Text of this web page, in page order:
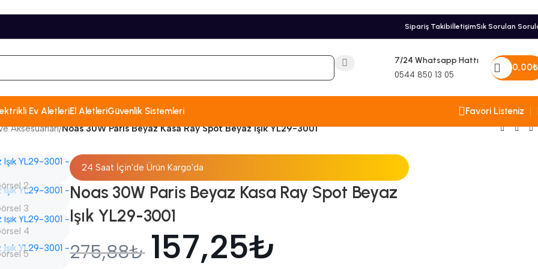
Sipariş TakibiİletişimSık Sorulan
7/24 Whatsapp Hattı
0544 850 13 05
0,00₺
Ev AletleriEl AletleriGüvenlik Sistemleri
Favori Listeniz
Aksesuarları/Noas 30W Paris Beyaz Kasa Ray Spot Beyaz Işık YL29-3001
24 Saat İçin'de Ürün Kargo'da
Noas 30W Paris Beyaz Kasa Ray Spot Beyaz
Işık YL29-3001
275,88₺ 157,25₺